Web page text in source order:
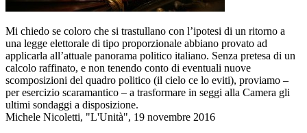
Mi chiedo se coloro che si trastullano con l’ipotesi di un ritorno a
una legge elettorale di tipo proporzionale abbiano provato ad
applicarla all’attuale panorama politico italiano. Senza pretesa di un
calcolo raffinato, e non tenendo conto di eventuali nuove
scomposizioni del quadro politico (il cielo ce lo eviti), proviamo –
per esercizio scaramantico – a trasformare in seggi alla Camera gli
ultimi sondaggi a disposizione.
Michele Nicoletti, "L'Unità", 19 novembre 2016